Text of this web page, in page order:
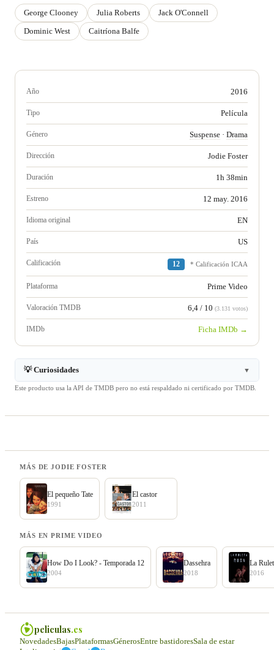
George Clooney Julia Roberts
Jack O'Connell
Dominic West
Caitríona Balfe
Año 2016
Tipo Película
Género Suspense · Drama
Dirección Jodie Foster
Duración 1h 38min
Estreno 12 may. 2016
Idioma original EN
País US
Calificación 12 * Calificación ICAA
Plataforma Prime Video
Valoración TMDB 6,4 / 10 (3.131 votos)
IMDb Ficha IMDb →
💡 Curiosidades ▼
Este producto usa la API de TMDB pero no está respaldado ni certificado por TMDB.
MÁS DE JODIE FOSTER
El pequeño Tate
1991
El castor
2011
MÁS EN PRIME VIDEO
How Do I Look? - Temporada 12
2004
Dassehra
2018
La
2016
peliculas.es
NovedadesBajasPlataformasGénerosEntre bastidoresSala de estar